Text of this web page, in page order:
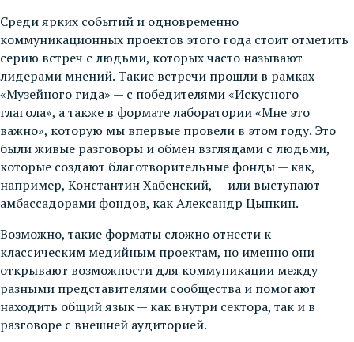
Среди ярких событий и одновременно
коммуникационных проектов этого года стоит отметить
серию встреч с людьми, которых часто называют
лидерами мнений. Такие встречи прошли в рамках
«Музейного гида» — с победителями «Искусного
глагола», а также в формате лаборатории «Мне это
важно», которую мы впервые провели в этом году. Это
были живые разговоры и обмен взглядами с людьми,
которые создают благотворительные фонды — как,
например, Константин Хабенский, — или выступают
амбассадорами фондов, как Александр Цыпкин.
Возможно, такие форматы сложно отнести к
классическим медийным проектам, но именно они
открывают возможности для коммуникации между
разными представителями сообщества и помогают
находить общий язык — как внутри сектора, так и в
разговоре с внешней аудиторией.